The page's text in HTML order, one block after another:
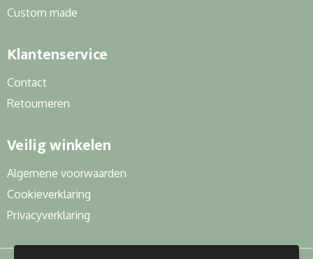
Custom made
Klantenservice
Contact
Retourneren
Veilig winkelen
Algemene voorwaarden
Cookieverklaring
Privacyverklaring